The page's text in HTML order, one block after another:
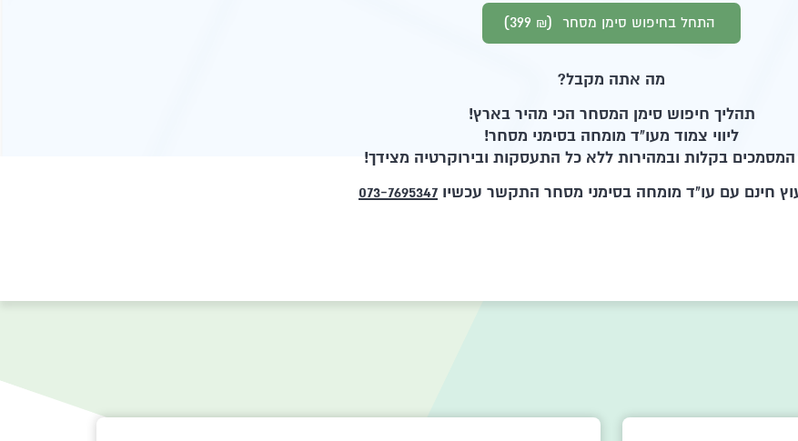
התחל בחיפוש סימן מסחר (399
₪
)
מה אתה מקבל?
תהליך חיפוש סימן המסחר הכי מהיר בארץ!
ליווי צמוד מעו"ד מומחה בסימני מסחר!
בקלות ובמהירות ללא כל התעסקות ובירוקרטיה מצידך!
חינם עם עו"ד מומחה בסימני מסחר התקשר עכשיו 073-7695347